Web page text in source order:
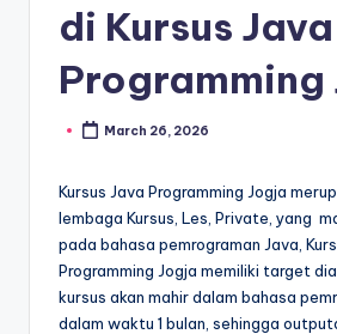
di Kursus Java
Programming
March 26, 2026
Kursus Java Programming Jogja
lembaga Kursus, Les, Private, yang
pada bahasa pemrograman Java,
Programming Jogja memiliki target
kursus akan mahir dalam bahasa
dalam waktu 1 bulan, sehingga